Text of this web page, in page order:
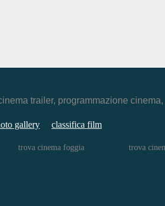
trailer, programmazione
gallery classifica film
trova cinema foggia trova